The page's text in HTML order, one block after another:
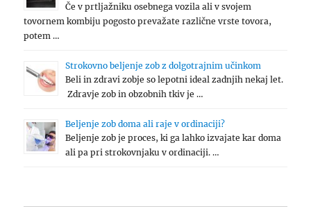
Če v prtljažniku osebnega vozila ali v svojem
tovornem kombiju pogosto prevažate različne vrste tovora,
potem …
Strokovno beljenje zob z dolgotrajnim učinkom
Beli in zdravi zobje so lepotni ideal zadnjih nekaj let.
Zdravje zob in obzobnih tkiv je …
Beljenje zob doma ali raje v ordinaciji?
Beljenje zob je proces, ki ga lahko izvajate kar doma
ali pa pri strokovnjaku v ordinaciji. …